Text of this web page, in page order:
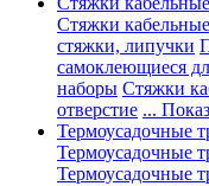
Стяжки кабельные
стяжки, липучки
самоклеющиеся
наборы Стяжки
отверстие ...
Термоусадочные
Термоусадочные
Термоусадочные